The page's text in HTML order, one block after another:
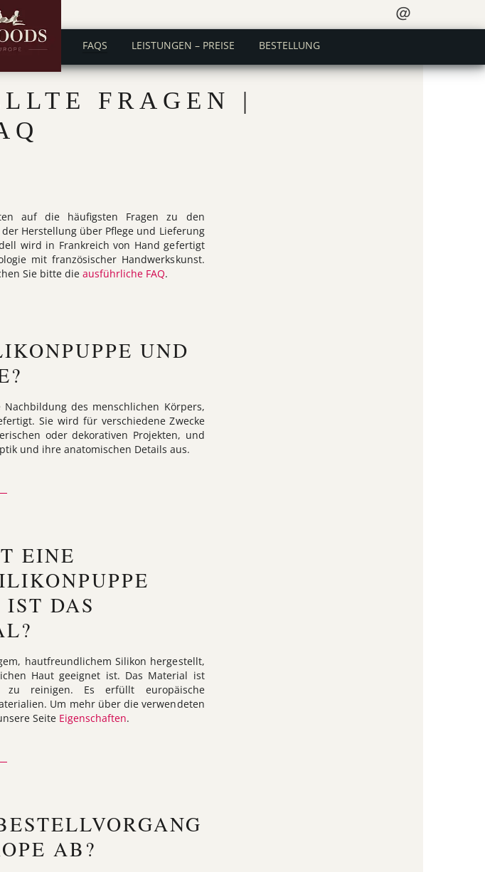
＠
FAQS LEISTUNGEN – PREISE BESTELLUNG
FRAGEN |
auf die häufigsten Fragen zu den
Herstellung über Pflege und Lieferung
wird in Frankreich von Hand gefertigt
mit französischer Handwerkskunst.
Sie bitte die ausführliche FAQ.
UND
des menschlichen Körpers,
Sie wird für verschiedene Zwecke
oder dekorativen Projekten, und
und ihre anatomischen Details aus.
EINE
DAS
hautfreundlichem Silikon hergestellt,
Haut geeignet ist. Das Material ist
zu reinigen. Es erfüllt europäische
Um mehr über die verwendeten
Seite Eigenschaften.
AB?